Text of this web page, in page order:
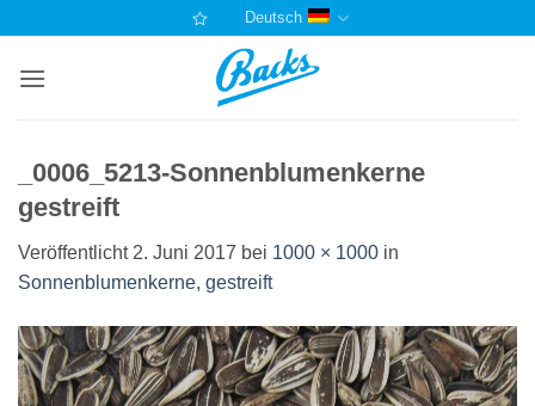
springen
Deutsch
_0006_5213-Sonnenblumenkerne
gestreift
Veröffentlicht 2. Juni 2017 bei 1000 × 1000 in
Sonnenblumenkerne, gestreift